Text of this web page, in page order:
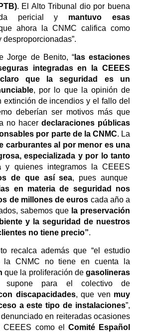
. El Alto Tribunal dio por buena
pericial y mantuvo esas
ahora la CNMC califica como
desproporcionadas”.
Jorge de Benito, “las estaciones
integradas en la CEEES
que la seguridad es un
, por lo que la opinión de
extinción de incendios y el fallo del
deberían ser motivos más que
no hacer declaraciones públicas
por parte de la CNMC. La
carburantes al por menor es una
especializada y por lo tanto
y quienes integramos la CEEES
de que así sea, pues aunque
en materia de seguridad nos
de millones de euros cada año a
sabemos que la preservación
y la seguridad de nuestros
no tiene precio”.
recalca además que “el estudio
la CNMC no tiene en cuenta la
que la proliferación de gasolineras
supone para el colectivo de
discapacidades, que ven muy
a este tipo de instalaciones”,
en reiteradas ocasiones
CEEES como el Comité Español